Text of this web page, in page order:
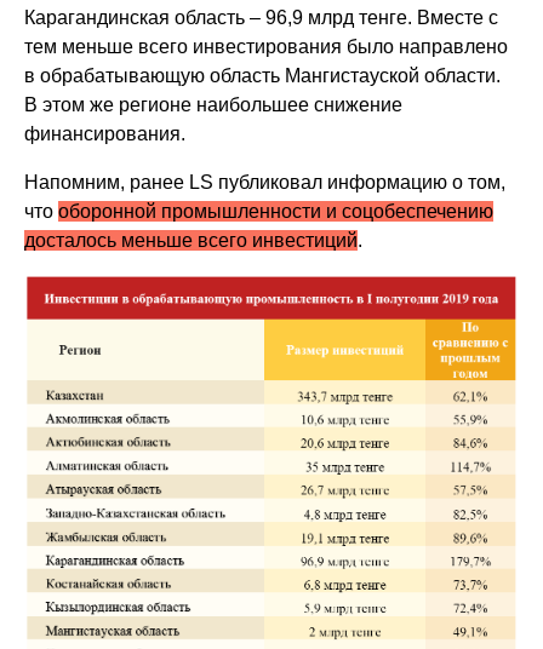
Карагандинская область – 96,9 млрд тенге. Вместе с
тем меньше всего инвестирования было направлено
в обрабатывающую область Мангистауской области.
В этом же регионе наибольшее снижение
финансирования.
Напомним, ранее LS публиковал информацию о том,
чтооборонной промышленности и соцобеспечению
досталось меньше всего инвестиций.